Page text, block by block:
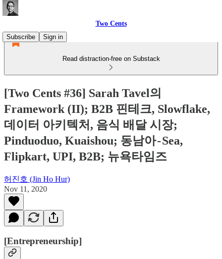
Two Cents
Subscribe
Sign in
Read distraction-free on Substack
[Two Cents #36] Sarah Tavel의
Framework (II); B2B 핀테크, Slowflake,
데이터 아키텍처, 음식 배달 시장;
Pinduoduo, Kuaishou; 동남아 - Sea,
Flipkart, UPI, B2B; 뉴욕타임즈
허진호 (Jin Ho Hur)
Nov 11, 2020
[Entrepreneurship]